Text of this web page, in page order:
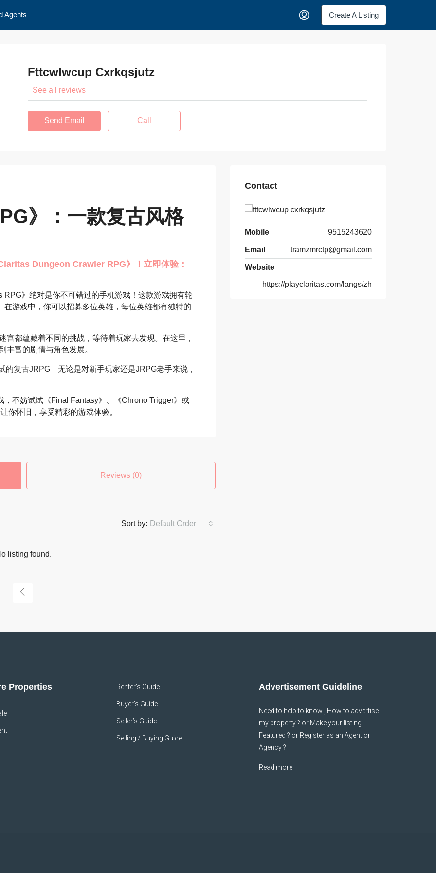
Agents Create A Listing
Fttcwlwcup Cxrkqsjutz
See all reviews
Send Email Call
》：一款复古风格
Dungeon Crawler RPG》！立即体验：
》绝对是你不可错过的手机游戏！这款游戏拥有轮
游戏中，你可以招募多位英雄，每位英雄都有独特的
宫都蕴藏着不同的挑战，等待着玩家去发现。在这里，
丰富的剧情与角色发展。
复古JRPG，无论是对新手玩家还是JRPG老手来说，
不妨试试《Final Fantasy》、《Chrono Trigger》或
你怀旧，享受精彩的游戏体验。
Reviews (0)
Sort by: Default Order
listing found.
Contact
Mobile 9515243620
Email tramzmrctp@gmail.com
Website
https://playclaritas.com/langs/zh
Properties Renter’s Guide
Buyer’s Guide
Seller’s Guide
Selling / Buying Guide
Advertisement Guideline
Need to help to know , How to advertise
my property ? or Make your listing
Featured ? or Register as an Agent or
Agency ?
Read more